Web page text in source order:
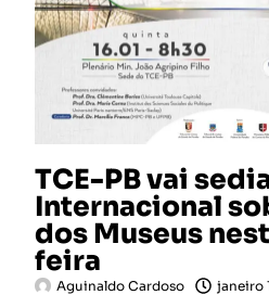
TCE-PB vai
Internacional
dos Museus
feira
Aguinaldo Cardoso
janeiro